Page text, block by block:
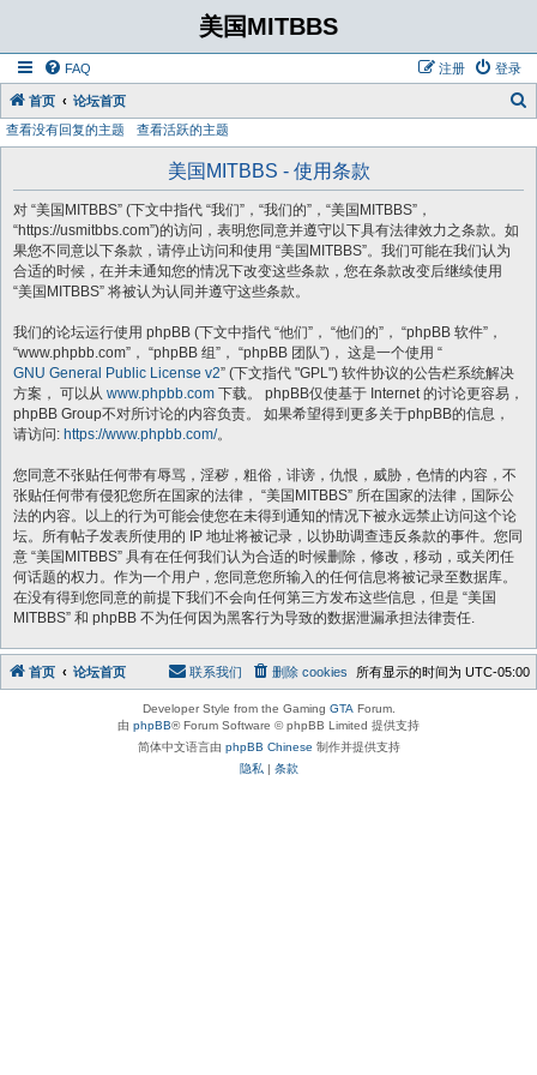
美国MITBBS
FAQ 登录
注册
首页 论坛首页
查看没有回复的主题 查看活跃的主题
美国MITBBS - 使用条款
对 “美国MITBBS” (下文中指代 “我们”，“我们的”，“美国MITBBS”，
“https://usmitbbs.com”)的访问，表明您同意并遵守以下具有法律效力之条款。如
果您不同意以下条款，请停止访问和使用 “美国MITBBS”。我们可能在我们认为
合适的时候，在并未通知您的情况下改变这些条款，您在条款改变后继续使用
“美国MITBBS” 将被认为认同并遵守这些条款。
我们的论坛运行使用 phpBB (下文中指代 “他们”， “他们的”， “phpBB 软件”，
“www.phpbb.com”， “phpBB 组”， “phpBB 团队”)， 这是一个使用 “
GNU General Public License v2” (下文指代 "GPL") 软件协议的公告栏系统解决
方案， 可以从 www.phpbb.com 下载。 phpBB仅使基于 Internet 的讨论更容易，
phpBB Group不对所讨论的内容负责。 如果希望得到更多关于phpBB的信息，
请访问: https://www.phpbb.com/。
您同意不张贴任何带有辱骂，淫秽，粗俗，诽谤，仇恨，威胁，色情的内容，不
张贴任何带有侵犯您所在国家的法律， “美国MITBBS” 所在国家的法律，国际公
法的内容。以上的行为可能会使您在未得到通知的情况下被永远禁止访问这个论
坛。所有帖子发表所使用的 IP 地址将被记录，以协助调查违反条款的事件。您同
意 “美国MITBBS” 具有在任何我们认为合适的时候删除，修改，移动，或关闭任
何话题的权力。作为一个用户，您同意您所输入的任何信息将被记录至数据库。
在没有得到您同意的前提下我们不会向任何第三方发布这些信息，但是 “美国
MITBBS” 和 phpBB 不为任何因为黑客行为导致的数据泄漏承担法律责任.
首页 论坛首页 所有显示的时间为 UTC-05:00
删除 cookies
联系我们
Developer Style from the Gaming GTA Forum.
由 phpBB® Forum Software © phpBB Limited 提供支持
简体中文语言由 phpBB Chinese 制作并提供支持
隐私 | 条款